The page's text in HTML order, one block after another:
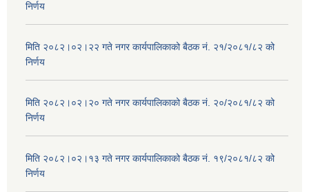
निर्णय
मिति २०८२।०२।२२ गते नगर कार्यपालिकाको बैठक नं. २१/२०८१/८२ को
निर्णय
मिति २०८२।०२।२० गते नगर कार्यपालिकाको बैठक नं. २०/२०८१/८२ को
निर्णय
मिति २०८२।०२।१३ गते नगर कार्यपालिकाको बैठक नं. १९/२०८१/८२ को
निर्णय